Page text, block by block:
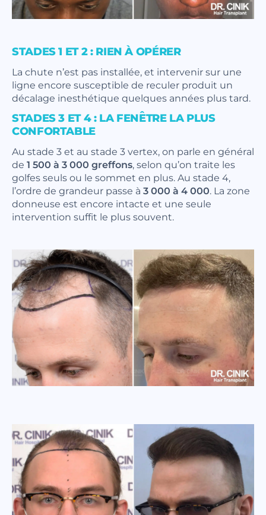
STADES 1 ET 2 : RIEN À OPÉRER
La chute n’est pas installée, et intervenir sur une
ligne encore susceptible de reculer produit un
décalage inesthétique quelques années plus tard.
STADES 3 ET 4 : LA FENÊTRE LA PLUS
CONFORTABLE
Au stade 3 et au stade 3 vertex, on parle en général
de 1 500 à 3 000 greffons, selon qu’on traite les
golfes seuls ou le sommet en plus. Au stade 4,
l’ordre de grandeur passe à 3 000 à 4 000. La zone
donneuse est encore intacte et une seule
intervention suffit le plus souvent.